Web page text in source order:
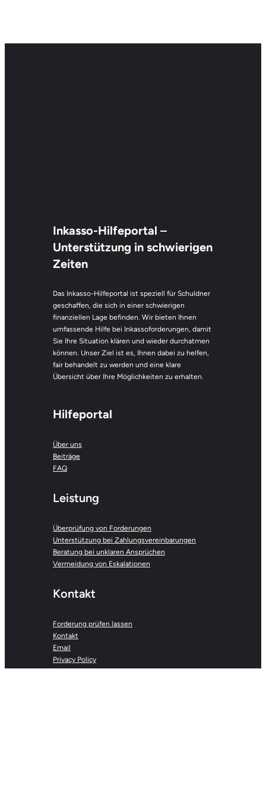
Inkasso-Hilfeportal –
Unterstützung in schwierigen
Zeiten
Das Inkasso-Hilfeportal ist speziell für Schuldner
geschaffen, die sich in einer schwierigen
finanziellen Lage befinden. Wir bieten Ihnen
umfassende Hilfe bei Inkassoforderungen, damit
Sie Ihre Situation klären und wieder durchatmen
können. Unser Ziel ist es, Ihnen dabei zu helfen,
fair behandelt zu werden und eine klare
Übersicht über Ihre Möglichkeiten zu erhalten.
Hilfeportal
Über uns
Beiträge
FAQ
Leistung
Überprüfung von Forderungen
Unterstützung bei Zahlungsvereinbarungen
Beratung bei unklaren Ansprüchen
Vermeidung von Eskalationen
Kontakt
Forderung prüfen lassen
Kontakt
Email
Privacy Policy